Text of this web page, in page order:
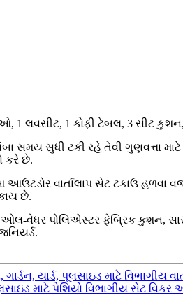
1 લવસીટ, 1 કોફી ટેબલ, 3 સીટ
સમય સુધી ટકી રહે તેવી ગુણવત્તા
કરે છે.
વાર્તાલાપ સેટ ટકાઉ
છે.
પોલિએસ્ટર ફેબ્રિક કુશન, સારી
યાર્ડ, પૂલસાઇડ માટે વિભાગીય
માટે પેશિયો વિભાગીય સેટ વિકર